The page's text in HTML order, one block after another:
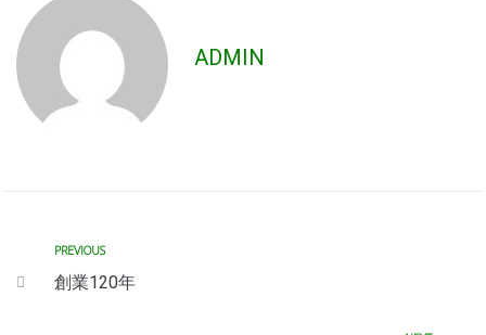
ADMIN
PREVIOUS
創業120年